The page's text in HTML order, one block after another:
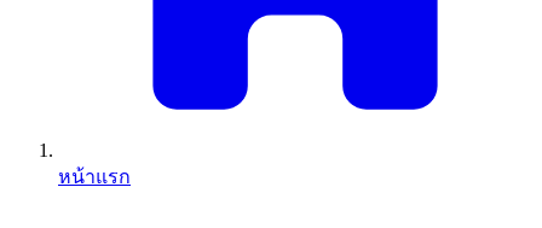
หน้าแรก